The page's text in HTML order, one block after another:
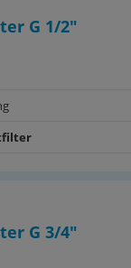
G 1/2"
G 3/4"